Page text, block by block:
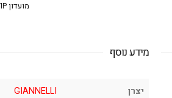
מועדון VIP
מידע נוסף
יצרן GIANNELLI